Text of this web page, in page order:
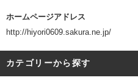
ホームページアドレス
http://hiyori0609.sakura.ne.jp/
カテゴリーから探す